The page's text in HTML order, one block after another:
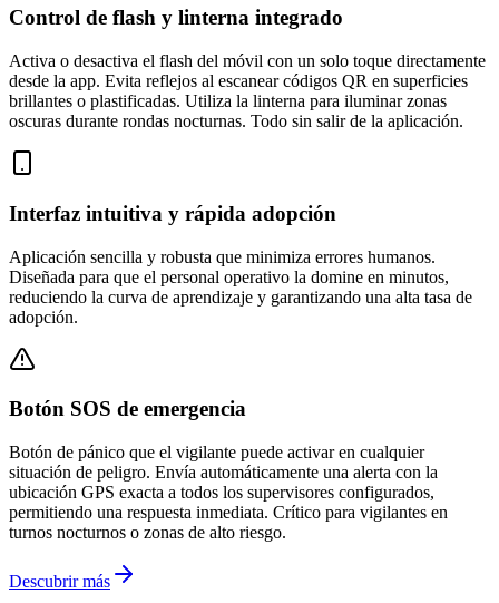
Control de flash y linterna integrado
Activa o desactiva el flash del móvil con un solo toque directamente
desde la app. Evita reflejos al escanear códigos QR en superficies
brillantes o plastificadas. Utiliza la linterna para iluminar zonas
oscuras durante rondas nocturnas. Todo sin salir de la aplicación.
Interfaz intuitiva y rápida adopción
Aplicación sencilla y robusta que minimiza errores humanos.
Diseñada para que el personal operativo la domine en minutos,
reduciendo la curva de aprendizaje y garantizando una alta tasa de
adopción.
Botón SOS de emergencia
Botón de pánico que el vigilante puede activar en cualquier
situación de peligro. Envía automáticamente una alerta con la
ubicación GPS exacta a todos los supervisores configurados,
permitiendo una respuesta inmediata. Crítico para vigilantes en
turnos nocturnos o zonas de alto riesgo.
Descubrir más